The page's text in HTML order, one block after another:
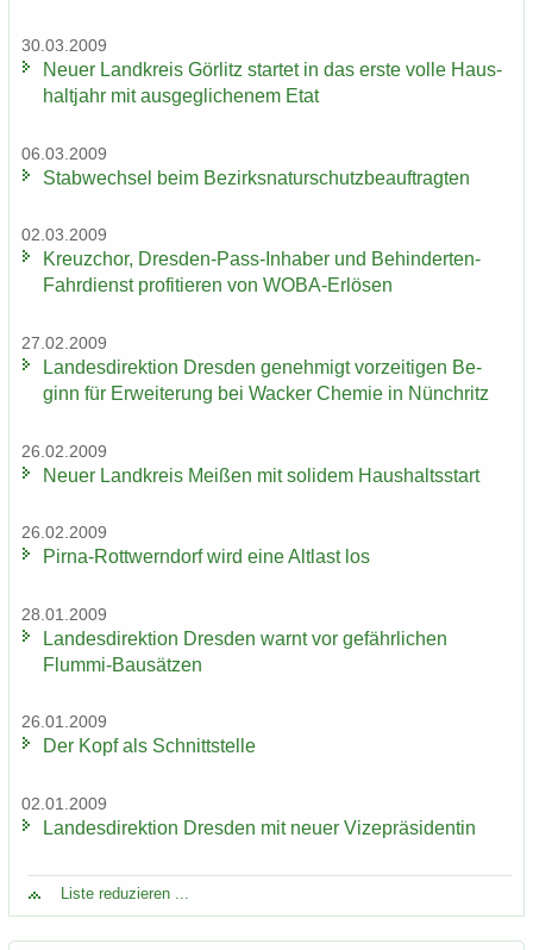
30.03.2009
Neuer Land­kreis Gör­litz star­tet in das erste volle Haus­
halt­jahr mit aus­ge­gli­che­nem Etat
06.03.2009
Stab­wech­sel beim Be­zirks­na­tur­schutz­be­auf­trag­ten
02.03.2009
Kreuz­chor, Dresden-​Pass-Inhaber und Behinderten-​
Fahrdienst pro­fi­tie­ren von WOBA-​Erlösen
27.02.2009
Lan­des­di­rek­ti­on Dres­den ge­neh­migt vor­zei­ti­gen Be­
ginn für Er­wei­te­rung bei Wa­cker Che­mie in Nün­chritz
26.02.2009
Neuer Land­kreis Mei­ßen mit so­li­dem Haus­halts­start
26.02.2009
Pirna-​Rottwerndorf wird eine Alt­last los
28.01.2009
Lan­des­di­rek­ti­on Dres­den warnt vor ge­fähr­li­chen
Flummi-​Bausätzen
26.01.2009
Der Kopf als Schnitt­stel­le
02.01.2009
Lan­des­di­rek­ti­on Dres­den mit neuer Vi­ze­prä­si­den­tin
Liste re­du­zie­ren ...